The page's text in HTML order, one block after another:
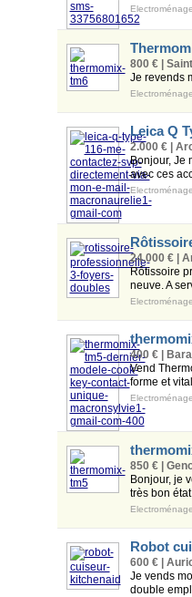
800 € |
Je revends
Leica Q
2.000 € |
Bonjour, Je
avec ces
24.000 € |
Rôtissoire
neuve. A
400 € |
Vend
forme et
850 € |
Bonjour, je
très bon
Robot
600 € |
Je vends
double